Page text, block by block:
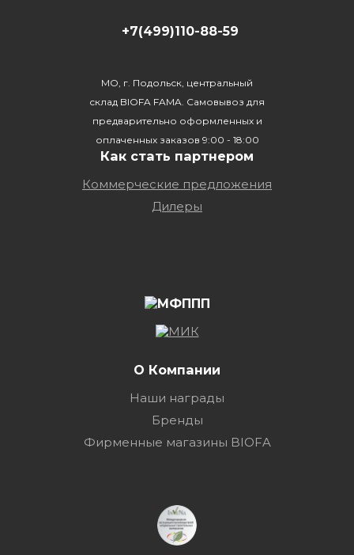
+7(499)110-88-59
МО, г. Подольск, центральный
склад BIOFA FAMA. Самовывоз для
предварительно оформленных и
оплаченных заказов 9:00 - 18:00
Как стать партнером
Коммерческие предложения
Дилеры
О Компании
Наши награды
Бренды
Фирменные магазины BIOFA